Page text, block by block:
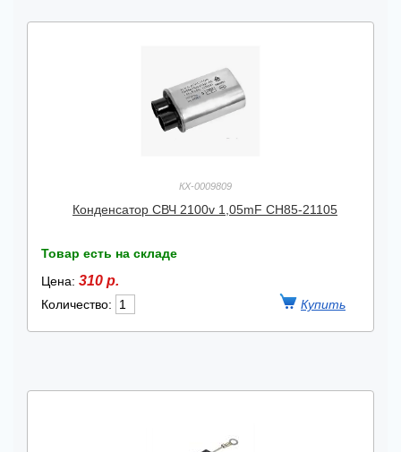
КХ-0009809
Конденсатор СВЧ 2100v 1,05mF CH85-21105
Товар есть на складе
Цена: 310 р.
Количество: